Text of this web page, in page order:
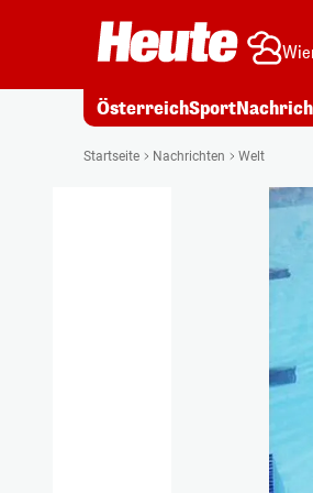
ÖsterreichSport
Startseite Nachrichten Welt